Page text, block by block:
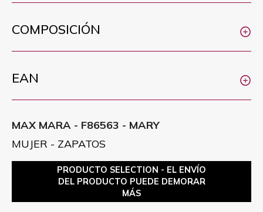
COMPOSICIÓN
EAN
MAX MARA - F86563 - MARY
MUJER - ZAPATOS
PRODUCTO SELECTION - EL ENVÍO
DEL PRODUCTO PUEDE DEMORAR
MÁS